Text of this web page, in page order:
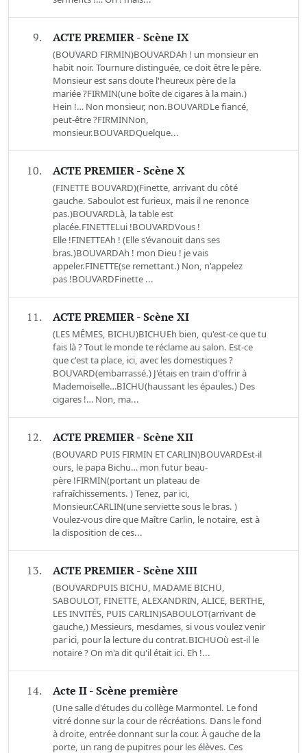
9. ACTE PREMIER - Scène IX
(BOUVARD FIRMIN)BOUVARDAh ! un monsieur en
habit noir. Tournure distinguée, ce doit être le père.
Monsieur est sans doute l'heureux père de la
mariée ?FIRMIN(une boîte de cigares à la main.)
Hein !… Non monsieur, non.BOUVARDLe fiancé,
peut-être ?FIRMINNon,
monsieur.BOUVARDQuelque...
10. ACTE PREMIER - Scène X
(FINETTE BOUVARD)(Finette, arrivant du côté
gauche. Saboulot est furieux, mais il ne renonce
pas.)BOUVARDLà, la table est
placée.FINETTELui !BOUVARDVous !
Elle !FINETTEAh ! (Elle s'évanouit dans ses
bras.)BOUVARDAh ! mon Dieu ! je vais
appeler.FINETTE(se remettant.) Non, n'appelez
pas !BOUVARDFinette ...
11. ACTE PREMIER - Scène XI
(LES MÊMES, BICHU)BICHUEh bien, qu'est-ce que tu
fais là ? Tout le monde te réclame au salon. Est-ce
que c'est ta place, ici, avec les domestiques ?
BOUVARD(embarrassé.) J'étais en train d'offrir à
Mademoiselle…BICHU(haussant les épaules.) Des
cigares !… Non, ma...
12. ACTE PREMIER - Scène XII
(BOUVARD PUIS FIRMIN ET CARLIN)BOUVARDEst-il
ours, le papa Bichu… mon futur beau-
père !FIRMIN(portant un plateau de
rafraîchissements. ) Tenez, par ici,
Monsieur.CARLIN(une serviette sous le bras. )
Voulez-vous dire que Maître Carlin, le notaire, est à
la disposition de ces...
13. ACTE PREMIER - Scène XIII
(BOUVARDPUIS BICHU, MADAME BICHU,
SABOULOT, FINETTE, ALEXANDRIN, ALICE, BERTHE,
LES INVITÉS, PUIS CARLIN)SABOULOT(arrivant de
gauche,) Messieurs, mesdames, si vous voulez venir
par ici, pour la lecture du contrat.BICHUOù est-il le
notaire ? On m'a dit qu'il était ici. Eh !...
14. Acte II - Scène première
(Une salle d'études du collège Marmontel. Le fond
vitré donne sur la cour de récréations. Dans le fond
à droite, entrée donnant sur la cour. À gauche de la
porte, un rang de pupitres pour les élèves. Ces